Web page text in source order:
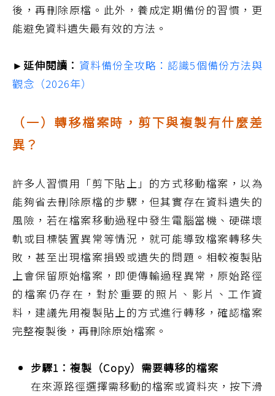
後，再刪除原檔。此外，養成定期備份的習慣，更
能避免資料遺失最有效的方法。
►延伸閱讀： 資料備份全攻略：認識5個備份方法與
觀念（2026年）
（一）轉移檔案時，剪下與複製有什麼差
異？
許多人習慣用「剪下貼上」的方式移動檔案，以為
能夠省去刪除原檔的步驟，但其實存在資料遺失的
風險，若在檔案移動過程中發生電腦當機、硬碟壞
軌或目標裝置異常等情況，就可能導致檔案轉移失
敗，甚至出現檔案損毀或遺失的問題。相較複製貼
上會保留原始檔案，即便傳輸過程異常，原始路徑
的檔案仍存在，對於重要的照片、影片、工作資
料，建議先用複製貼上的方式進行轉移，確認檔案
完整複製後，再刪除原始檔案。
步驟1：複製（Copy）需要轉移的檔案
在來源路徑選擇需移動的檔案或資料夾，按下滑